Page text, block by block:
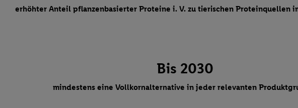
erhöhter Anteil pflanzenbasierter Proteine i. V. zu tierischen Proteinquellen
Bis 2030
mindestens eine Vollkornalternative in jeder relevanten